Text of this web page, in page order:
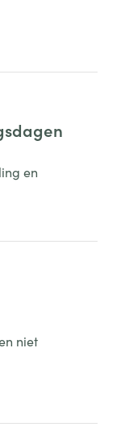
en
niet